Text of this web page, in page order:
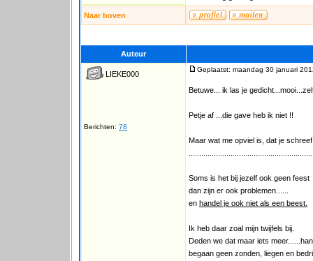
Naar boven
Auteur
LIEKE000
Berichten: 78
Geplaatst: maandag 30 januari
Betuwe... ik las je
Petje af ...die gave heb ik niet !!
Maar wat me opviel is, dat je
Soms is het bij jezelf ook geen feest
dan zijn er ook problemen......
en handel je ook niet als een beest.
Ik heb daar zoal mijn twijfels bij.
Deden we dat maar iets
begaan geen zonden, liegen en